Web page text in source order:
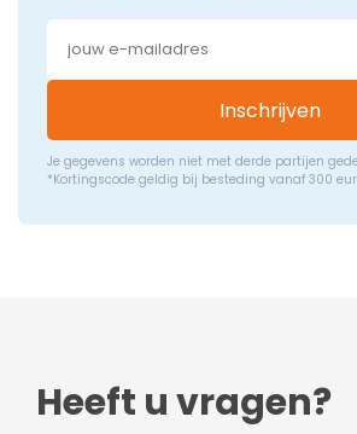
Inschrijven
Je gegevens worden niet met derde partijen
*Kortingscode geldig bij besteding vanaf 300
Heeft u vragen?